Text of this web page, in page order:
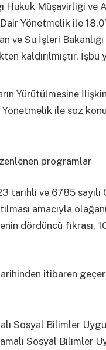
Hukuk Müşavirliği ve
Yönetmelik ile
ve Su İşleri
kaldırılmıştır.
Yürütülmesine
Yönetmelik ile söz
programlar
tarihli ve 6785 sayılı
amacıyla
dördüncü fıkrası,
itibaren
Sosyal Bilimler
Sosyal Bilimler